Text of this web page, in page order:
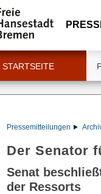
STARTSEITE
Pressemitteilungen
Der Senator
Senat
der Ressorts